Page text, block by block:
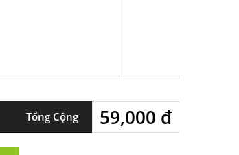
Tổng Cộng 59,000 đ